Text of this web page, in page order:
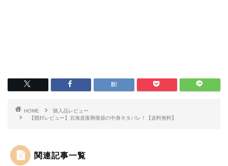
HOME
購入品レビュー
【開封レビュー】北海道復興復袋の中身ネタバレ！【送料無料】
関連記事一覧